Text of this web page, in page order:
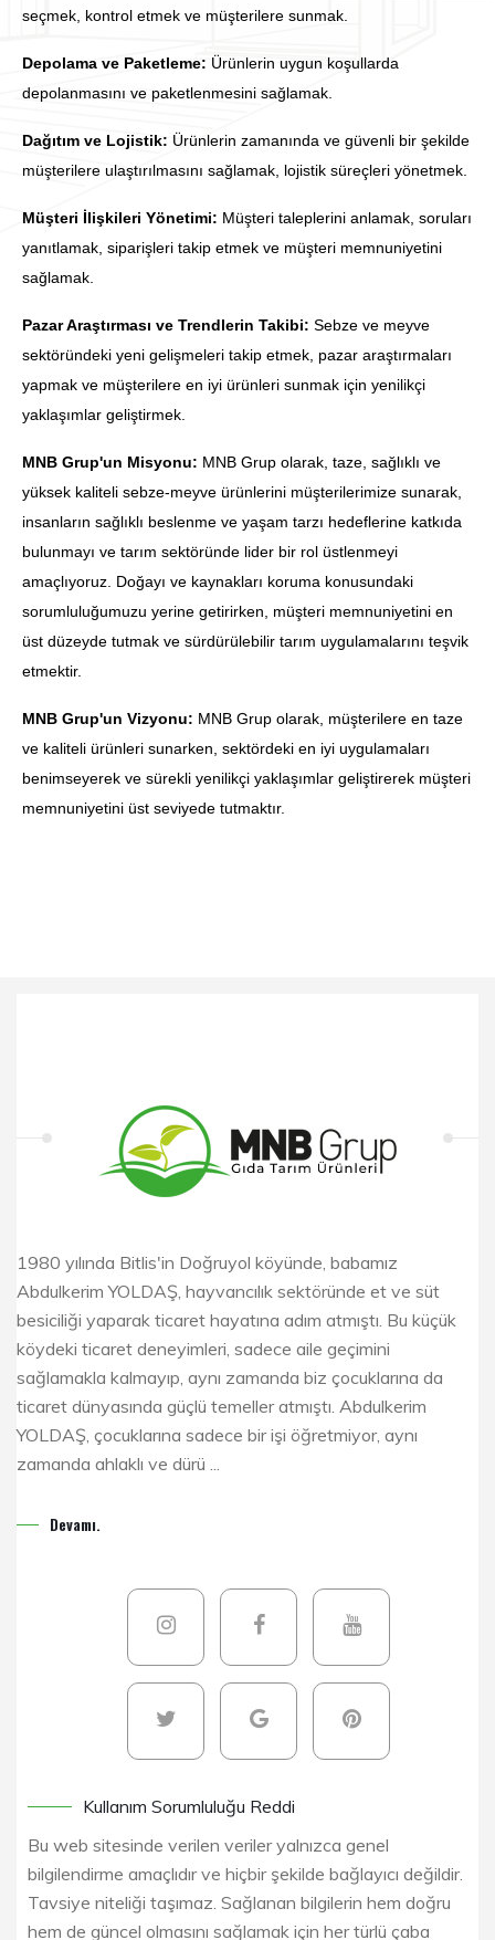
seçmek, kontrol etmek ve müşterilere sunmak.
Depolama ve Paketleme: Ürünlerin uygun koşullarda
depolanmasını ve paketlenmesini sağlamak.
Dağıtım ve Lojistik: Ürünlerin zamanında ve güvenli bir şekilde
müşterilere ulaştırılmasını sağlamak, lojistik süreçleri yönetmek.
Müşteri İlişkileri Yönetimi: Müşteri taleplerini anlamak, soruları
yanıtlamak, siparişleri takip etmek ve müşteri memnuniyetini
sağlamak.
Pazar Araştırması ve Trendlerin Takibi: Sebze ve meyve
sektöründeki yeni gelişmeleri takip etmek, pazar araştırmaları
yapmak ve müşterilere en iyi ürünleri sunmak için yenilikçi
yaklaşımlar geliştirmek.
MNB Grup'un Misyonu: MNB Grup olarak, taze, sağlıklı ve
yüksek kaliteli sebze-meyve ürünlerini müşterilerimize sunarak,
insanların sağlıklı beslenme ve yaşam tarzı hedeflerine katkıda
bulunmayı ve tarım sektöründe lider bir rol üstlenmeyi
amaçlıyoruz. Doğayı ve kaynakları koruma konusundaki
sorumluluğumuzu yerine getirirken, müşteri memnuniyetini en
üst düzeyde tutmak ve sürdürülebilir tarım uygulamalarını teşvik
etmektir.
MNB Grup'un Vizyonu: MNB Grup olarak, müşterilere en taze
ve kaliteli ürünleri sunarken, sektördeki en iyi uygulamaları
benimseyerek ve sürekli yenilikçi yaklaşımlar geliştirerek müşteri
memnuniyetini üst seviyede tutmaktır.
1980 yılında Bitlis'in Doğruyol köyünde, babamız
Abdulkerim YOLDAŞ, hayvancılık sektöründe et ve süt
besiciliği yaparak ticaret hayatına adım atmıştı. Bu küçük
köydeki ticaret deneyimleri, sadece aile geçimini
sağlamakla kalmayıp, aynı zamanda biz çocuklarına da
ticaret dünyasında güçlü temeller atmıştı. Abdulkerim
YOLDAŞ, çocuklarına sadece bir işi öğretmiyor, aynı
zamanda ahlaklı ve dürü ...
Devamı.
Kullanım Sorumluluğu Reddi
Bu web sitesinde verilen veriler yalnızca genel
bilgilendirme amaçlıdır ve hiçbir şekilde bağlayıcı değildir.
Tavsiye niteliği taşımaz. Sağlanan bilgilerin hem doğru
hem de güncel olmasını sağlamak için her türlü çaba